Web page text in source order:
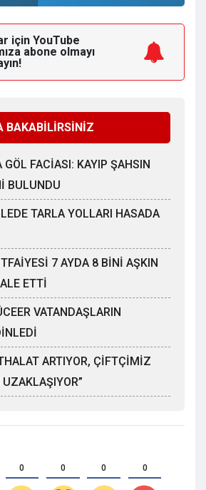
için YouTube
abone olmayı
BAKABİLİRSİNİZ
GÖL FACİASI: KAYIP ŞAHSIN
BULUNDU
TARLA YOLLARI HASADA
7 AYDA 8 BİNİ AŞKIN
ETTİ
VATANDAŞLARIN
ARTIYOR, ÇİFTÇİMİZ
0 0 0 0